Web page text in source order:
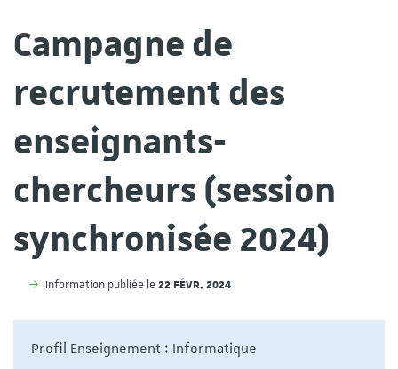
Campagne de
recrutement des
enseignants-
chercheurs (session
synchronisée 2024)
Information publiée le 22 FÉVR. 2024
Profil Enseignement : Informatique